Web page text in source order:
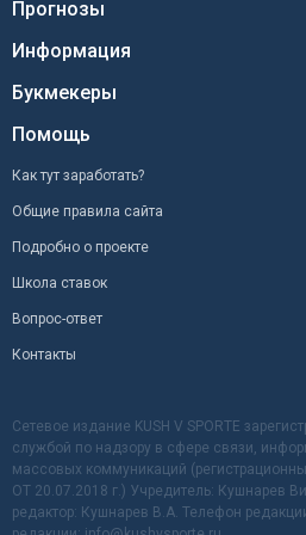
Прогнозы
Информация
Букмекеры
Помощь
Как тут заработать?
Общие правила сайта
Подробно о проекте
Школа ставок
Вопрос-ответ
Контакты
Сетевое издание KUSH V SPORTE
службой по надзору в сфере связи,
массовых коммуникаций
ОТ 20.07.2018 г.) Учредитель: Кушнарев
редактор: Кушнарев В.А. Телефон